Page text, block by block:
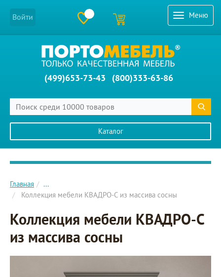
Меню
Войти
(499)653-73-43 (800)333-63-86
Каталог
Главное меню сайта
Главная
...
Коллекция мебели КВАДРО-С из массива сосны
Коллекция мебели КВАДРО-С
из массива сосны